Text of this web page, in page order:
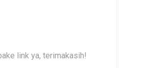
link ya, terimakasih!